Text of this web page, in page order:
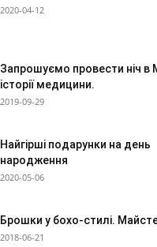
2020-04-12
Запрошуємо провести ніч в
історії медицини.
2019-09-29
Найгірші подарунки на день
народження
2020-05-06
Брошки у бохо-стилі.
2018-06-21